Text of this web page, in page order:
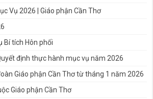
Vụ 2026 | Giáo phận Cần Thơ
Bí tích Hôn phối
định thực hành mục vụ năm 2026
Giáo phận Cần Thơ từ tháng 1 năm 2026
Giáo phận Cần Thơ